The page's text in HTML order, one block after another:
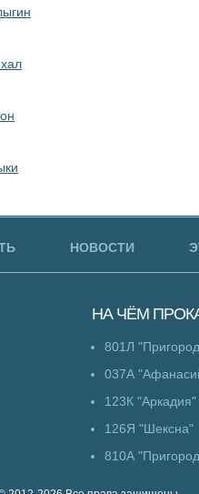
НОВОСТИ
НА ЧЁМ
801Л
037А
123К "Аркадия"
126Я "Шексна"
810А